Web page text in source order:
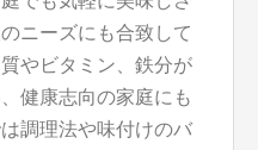
ニーズにも合致して
やビタミン、鉄分が
健康志向の家庭にも
調理法や味付けのバ